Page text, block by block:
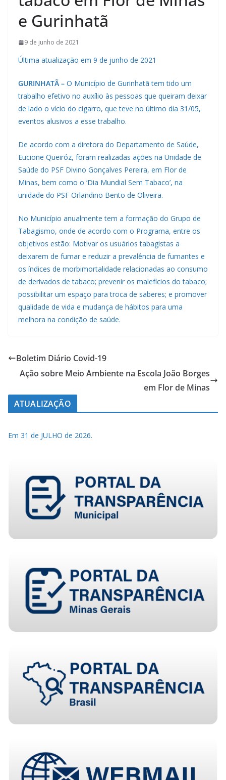
e Gurinhatã
9 de junho de 2021
Última atualização em 9 de junho de 2021
GURINHATÃ – O Município de Gurinhatã tem tido um
trabalho efetivo no auxílio às pessoas que queiram deixar
de lado o vício do cigarro, que teve no último dia 31/05,
eventos alusivos a esse trabalho.
De acordo com a diretora do Departamento de Saúde,
Eucione Queiróz, foram realizadas ações na Unidade de
Saúde do PSF Divino Gonçalves Pereira, em Flor de
Minas, bem como o ‘Dia Mundial Sem Tabaco’, na
unidade do PSF Orlandino Bento de Oliveira.
No Município anualmente tem a formação do Grupo de
Tabagismo, onde de acordo com o Programa, entre os
objetivos estão: Motivar os usuários tabagistas a
deixarem de fumar e reduzir a prevalência de fumantes e
os índices de morbimortalidade relacionadas ao consumo
de derivados de tabaco; prevenir os malefícios do tabaco;
possibilitar um espaço para troca de saberes; e promover
qualidade de vida e mudança de hábitos para uma
melhora na condição de saúde.
Boletim Diário Covid-19
Ação sobre Meio Ambiente na Escola João Borges
em Flor de Minas
ATUALIZAÇÃO
Em 31 de JULHO de 2026.